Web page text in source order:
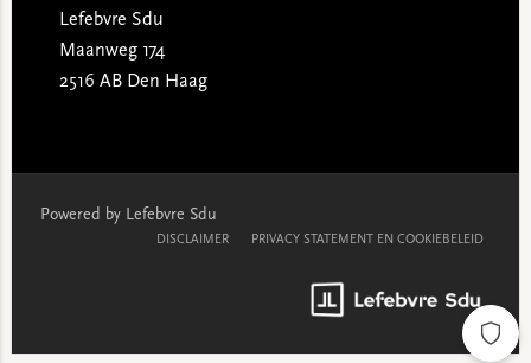
Lefebvre Sdu
Maanweg 174
2516 AB Den Haag
Powered by Lefebvre Sdu
DISCLAIMER PRIVACY STATEMENT EN COOKIEBELEID